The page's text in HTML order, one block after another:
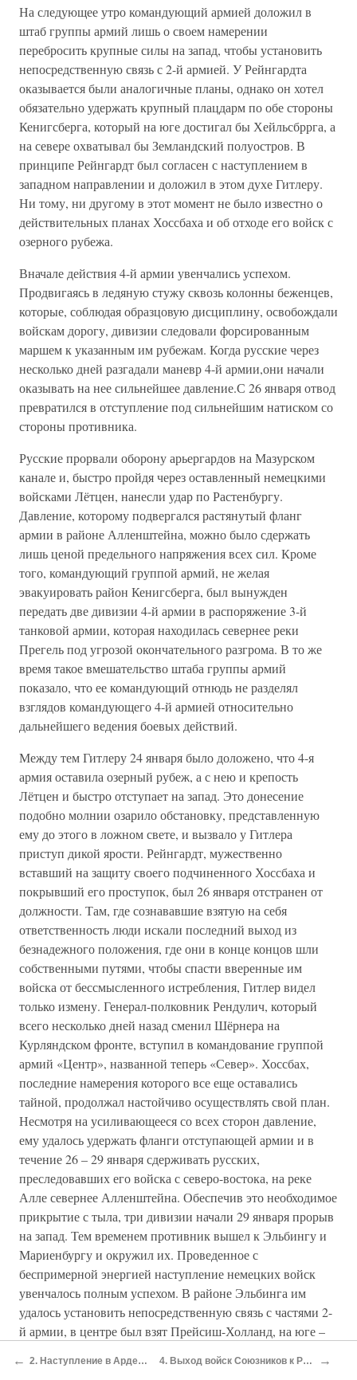
На следующее утро командующий армией доложил в
штаб группы армий лишь о своем намерении
перебросить крупные силы на запад, чтобы установить
непосредственную связь с 2-й армией. У Рейнгардта
оказывается были аналогичные планы, однако он хотел
обязательно удержать крупный плацдарм по обе стороны
Кенигсберга, который на юге достигал бы Хейльсбррга, а
на севере охватывал бы Земландский полуостров. В
принципе Рейнгардт был согласен с наступлением в
западном направлении и доложил в этом духе Гитлеру.
Ни тому, ни другому в этот момент не было известно о
действительных планах Хоссбаха и об отходе его войск с
озерного рубежа.
Вначале действия 4-й армии увенчались успехом.
Продвигаясь в ледяную стужу сквозь колонны беженцев,
которые, соблюдая образцовую дисциплину, освобождали
войскам дорогу, дивизии следовали форсированным
маршем к указанным им рубежам. Когда русские через
несколько дней разгадали маневр 4-й армии,они начали
оказывать на нее сильнейшее давление.С 26 января отвод
превратился в отступление под сильнейшим натиском со
стороны противника.
Русские прорвали оборону арьергардов на Мазурском
канале и, быстро пройдя через оставленный немецкими
войсками Лётцен, нанесли удар по Растенбургу.
Давление, которому подвергался растянутый фланг
армии в районе Алленштейна, можно было сдержать
лишь ценой предельного напряжения всех сил. Кроме
того, командующий группой армий, не желая
эвакуировать район Кенигсберга, был вынужден
передать две дивизии 4-й армии в распоряжение 3-й
танковой армии, которая находилась севернее реки
Прегель под угрозой окончательного разгрома. В то же
время такое вмешательство штаба группы армий
показало, что ее командующий отнюдь не разделял
взглядов командующего 4-й армией относительно
дальнейшего ведения боевых действий.
Между тем Гитлеру 24 января было доложено, что 4-я
армия оставила озерный рубеж, а с нею и крепость
Лётцен и быстро отступает на запад. Это донесение
подобно молнии озарило обстановку, представленную
ему до этого в ложном свете, и вызвало у Гитлера
приступ дикой ярости. Рейнгардт, мужественно
вставший на защиту своего подчиненного Хоссбаха и
покрывший его проступок, был 26 января отстранен от
должности. Там, где сознававшие взятую на себя
ответственность люди искали последний выход из
безнадежного положения, где они в конце концов шли
собственными путями, чтобы спасти вверенные им
войска от бессмысленного истребления, Гитлер видел
только измену. Генерал-полковник Рендулич, который
всего несколько дней назад сменил Шёрнера на
Курляндском фронте, вступил в командование группой
армий «Центр», названной теперь «Север». Хоссбах,
последние намерения которого все еще оставались
тайной, продолжал настойчиво осуществлять свой план.
Несмотря на усиливающееся со всех сторон давление,
ему удалось удержать фланги отступающей армии и в
течение 26 – 29 января сдерживать русских,
преследовавших его войска с северо-востока, на реке
Алле севернее Алленштейна. Обеспечив это необходимое
прикрытие с тыла, три дивизии начали 29 января прорыв
на запад. Тем временем противник вышел к Эльбингу и
Мариенбургу и окружил их. Проведенное с
беспримерной энергией наступление немецких войск
увенчалось полным успехом. В районе Эльбинга им
удалось установить непосредственную связь с частями 2-
й армии, в центре был взят Прейсиш-Холланд, на юге –
захвачено столько же орудий. Снова оказалось, что
← 2. Наступление в Арденнах 4. Выход войск Союзников к Рейну →